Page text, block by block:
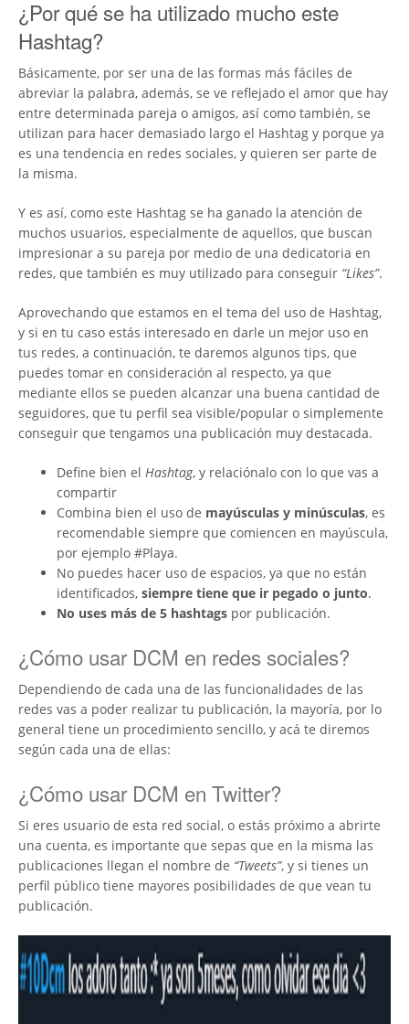
¿Por qué se ha utilizado mucho este
Hashtag?
Básicamente, por ser una de las formas más fáciles de
abreviar la palabra, además, se ve reflejado el amor que hay
entre determinada pareja o amigos, así como también, se
utilizan para hacer demasiado largo el Hashtag y porque ya
es una tendencia en redes sociales, y quieren ser parte de
la misma.
Y es así, como este Hashtag se ha ganado la atención de
muchos usuarios, especialmente de aquellos, que buscan
impresionar a su pareja por medio de una dedicatoria en
redes, que también es muy utilizado para conseguir “Likes”.
Aprovechando que estamos en el tema del uso de Hashtag,
y si en tu caso estás interesado en darle un mejor uso en
tus redes, a continuación, te daremos algunos tips, que
puedes tomar en consideración al respecto, ya que
mediante ellos se pueden alcanzar una buena cantidad de
seguidores, que tu perfil sea visible/popular o simplemente
conseguir que tengamos una publicación muy destacada.
Define bien el Hashtag, y relaciónalo con lo que vas a
compartir
Combina bien el uso de mayúsculas y minúsculas, es
recomendable siempre que comiencen en mayúscula,
por ejemplo #Playa.
No puedes hacer uso de espacios, ya que no están
identificados, siempre tiene que ir pegado o junto.
No uses más de 5 hashtags por publicación.
¿Cómo usar DCM en redes sociales?
Dependiendo de cada una de las funcionalidades de las
redes vas a poder realizar tu publicación, la mayoría, por lo
general tiene un procedimiento sencillo, y acá te diremos
según cada una de ellas:
¿Cómo usar DCM en Twitter?
Si eres usuario de esta red social, o estás próximo a abrirte
una cuenta, es importante que sepas que en la misma las
publicaciones llegan el nombre de “Tweets”, y si tienes un
perfil público tiene mayores posibilidades de que vean tu
publicación.